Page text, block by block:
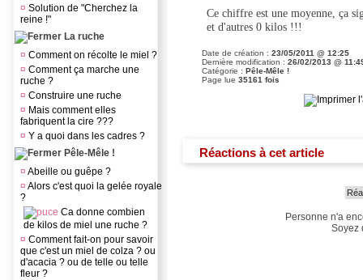
¤ Solution de "Cherchez la
reine !"
La ruche
¤ Comment on récolte le miel ?
¤ Comment ça marche une
ruche ?
¤ Construire une ruche
¤ Mais comment elles
fabriquent la cire ???
¤ Y a quoi dans les cadres ?
Pêle-Mêle !
¤ Abeille ou guêpe ?
¤ Alors c'est quoi la gelée royale
?
Ca donne combien
de kilos de miel une ruche ?
¤ Comment fait-on pour savoir
que c'est un miel de colza ? ou
d'acacia ? ou de telle ou telle
fleur ?
Ce chiffre est une moyenne, ça
et d'autres 0 kilos !!!
Date de création : 23/05/2011 @ 12:25
Dernière modification : 26/02/2013 @
Catégorie : Pêle-Mêle !
Page lue 35161 fois
Réactions à cet article
Personne n'a
Soyez